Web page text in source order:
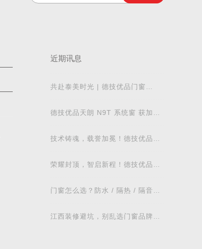
近期讯息
共赴泰美时光 | 德技优品门窗
德技优品天朗 N9T 系统窗 获加拿
技术铸魂，载誉加冕！德技优品门
荣耀封顶，智启新程！德技优品门
标杆
门窗怎么选？防水 / 隔热 / 隔音需
业
江西装修避坑，别乱选门窗品牌，